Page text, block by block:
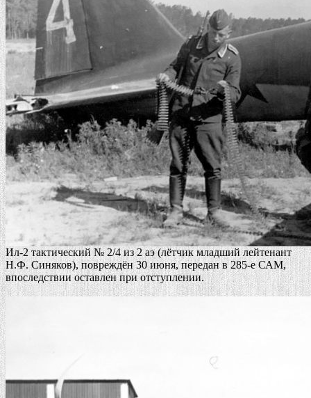
Ил-2 тактический № 2/4 из 2 аэ (лётчик младший лейтенант
Н.Ф. Синяков), повреждён 30 июня, передан в 285-е САМ,
впоследствии оставлен при отступлении.